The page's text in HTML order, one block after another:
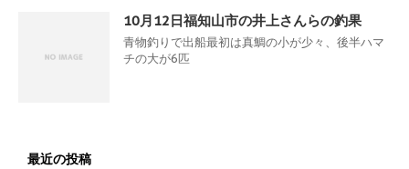
10月12日福知山市の井上さんらの釣果
青物釣りで出船最初は真鯛の小が少々、後半ハマ
チの大が6匹
最近の投稿